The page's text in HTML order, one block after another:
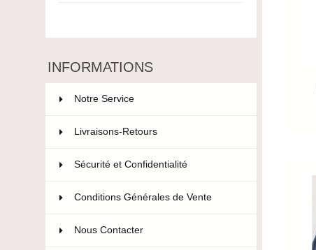
INFORMATIONS
Notre Service
Livraisons-Retours
Sécurité et Confidentialité
Conditions Générales de Vente
Nous Contacter